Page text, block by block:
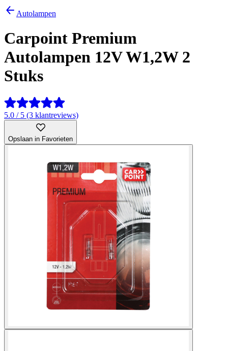
Autolampen
Carpoint Premium
Autolampen 12V W1,2W 2
Stuks
5.0 / 5 (3 klantreviews)
Opslaan in Favorieten